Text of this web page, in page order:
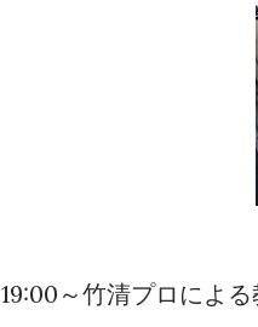
19:00～竹清プロによ